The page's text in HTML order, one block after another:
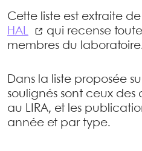
Cette liste est extraite
HAL
qui recense
membres du
Dans la liste proposée
soulignés sont ceux
au LIRA, et les
année et par type.